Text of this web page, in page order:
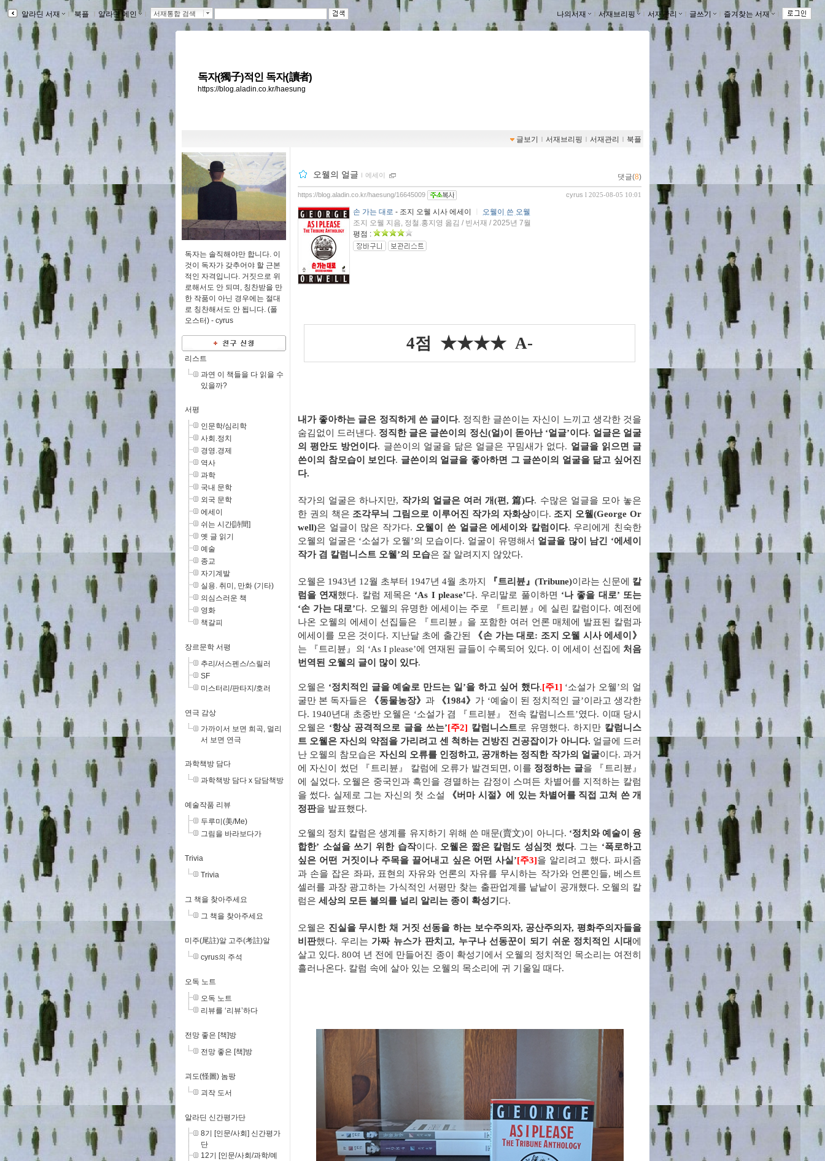
알라딘 서재 ｌ북플 알라딘 메인 서재통합 검색 나의서재 서재브리핑 서재관리 글쓰기 즐겨찾는 서재
독자(獨子)적인 독자(讀者)
https://blog.aladin.co.kr/haesung
글보기 ｌ 서재브리핑 ｌ 서재관리 ｌ 북플
독자는 솔직해야만 합니다. 이
것이 독자가 갖추어야 할 근본
적인 자격입니다. 거짓으로 위
로해서도 안 되며, 칭찬받을 만
한 작품이 아닌 경우에는 절대
로 칭찬해서도 안 됩니다. (폴
오스터) - cyrus
리스트
과연 이 책들을 다 읽을 수
있을까?
서평
인문학/심리학
사회.정치
경영.경제
역사
과학
국내 문학
외국 문학
에세이
쉬는 시간[詩間]
옛 글 읽기
예술
종교
자기계발
실용. 취미, 만화 (기타)
의심스러운 책
영화
책갈피
장르문학 서평
추리/서스펜스/스릴러
SF
미스터리/판타지/호러
연극 감상
가까이서 보면 희곡, 멀리
서 보면 연극
과학책방 담다
과학책방 담다 x 담담책방
예술작품 리뷰
두루미(美/Me)
그림을 바라보다가
Trivia
Trivia
그 책을 찾아주세요
그 책을 찾아주세요
미주(尾註)알 고주(考註)알
cyrus의 주석
오독 노트
오독 노트
리뷰를 ‘리뷰’하다
전망 좋은 [책]방
전망 좋은 [책]방
괴도(怪圖) 놈팡
괴작 도서
알라딘 신간평가단
8기 [인문/사회] 신간평가
단
12기 [인문/사회/과학/예
오웰의 얼글 ｌ 에세이 댓글(8)
cyrus l 2025-08-05 10:01
https://blog.aladin.co.kr/haesung/16645009
손 가는 대로 - 조지 오웰 시사 에세이
오웰이 쓴 오웰
조지 오웰 지음, 정철.홍지영 옮김 / 빈서재 / 2025년 7월
평점 :
4점 ★★★★ A-
내가 좋아하는 글은 정직하게 쓴 글이다. 정직한 글쓴이는 자신이 느끼고 생각한 것을
숨김없이 드러낸다. 정직한 글은 글쓴이의 정신(얼)이 돋아난 ‘얼글’이다. 얼글은 얼굴
의 평안도 방언이다. 글쓴이의 얼굴을 닮은 얼글은 꾸밈새가 없다. 얼글을 읽으면 글
쓴이의 참모습이 보인다. 글쓴이의 얼글을 좋아하면 그 글쓴이의 얼굴을 닮고 싶어진
다.
작가의 얼굴은 하나지만, 작가의 얼글은 여러 개(편,篇)다. 수많은 얼글을 모아 놓은
한 권의 책은 조각무늬 그림으로 이루어진 작가의 자화상이다. 조지 오웰(George Or
well)은 얼글이 많은 작가다. 오웰이 쓴 얼글은 에세이와 칼럼이다. 우리에게 친숙한
오웰의 얼굴은 ‘소설가 오웰’의 모습이다. 얼굴이 유명해서 얼글을 많이 남긴 ‘에세이
작가 겸 칼럼니스트 오웰 ’의 모습은 잘 알려지지 않았다.
오웰은 1943년 12월 초부터 1947년 4월 초까지 『트리뷴』 (Tribune)이라는 신문에 칼
럼을 연재 했다. 칼럼 제목은 ‘As I please’다. 우리말로 풀이하면 ‘나 좋을 대로’ 또는
‘손 가는 대로’다. 오웰의 유명한 에세이는 주로 『트리뷴 』 에 실린 칼럼이다. 예전에
나온 오웰의 에세이 선집들은
『트리뷴 』 을 포함한 여러 언론 매체에 발표된 칼럼과
에세이를 모은 것이다. 지난달 초에 출간된 《손 가는 대로: 조지 오웰 시사 에세이 》
는
『트리뷴』 의 ‘As I please’에 연재된 글들이 수록되어 있다. 이 에세이 선집에
처음
번역된 오웰의 글이 많이 있다.
오웰은 ‘정치적인 글을 예술로 만드는 일’을 하고 싶어 했다.[주1] ‘소설가 오웰’의 얼
굴만 본 독자들은
《동물농장》 과 《1984》 가 ‘예술이 된 정치적인 글’이라고 생각한
다. 1940년대 초중반 오웰은 ‘소설가 겸 『트리뷴』 전속 칼럼니스트’였다. 이때 당시
오웰은 ‘항상 공격적으로 글을 쓰는’[주2] 칼럼니스트로 유명했다. 하지만 칼럼니스
트 오웰 은자신의 약점을 가리려고 센 척하는 건방진 건공잡이가 아니 다. 얼글에 드러
난 오웰의 참모습은 자신의 오류를 인정하고, 공개하는 정직한 작가의 얼굴이다.과거
에 자신이 썼던
『트리뷴』 칼럼에 오류가 발견되면, 이를 정정하는 글을 『트리뷴』
에 실었다. 오웰은 중국인과 흑인을 경멸하는 감정이 스며든 차별어를 지적하는 칼럼
을 썼다. 실제로 그는 자신의 첫 소설 《버마 시절》에 있는 차별어를 직접 고쳐 쓴 개
정판을 발표했다.
오웰의 정치 칼럼은 생계를 유지하기 위해 쓴 매문(賣文)이 아니다. ‘정치와 예술이 융
합한’ 소설을 쓰기 위한 습작이다. 오웰은 짧은 칼럼도 성심껏 썼다. 그는 ‘폭로하고
싶은 어떤 거짓이나 주목을 끌어내고 싶은 어떤 사실’[주3]을 알리려고 했다. 파시즘
과 손을 잡은 좌파, 표현의 자유와 언론의 자유를 무시하는 작가와 언론인들, 베스트
셀러를 과장 광고하는 가식적인 서평만 찾는 출판업계를 낱낱이 공개했다. 오웰의 칼
럼은 세상의 모든 불의를 널리 알리는 종이 확성기 다.
오웰은 진실을 무시한 채 거짓 선동을 하는 보수주의자, 공산주의자,평화주의자들을
비판했다. 우리는 가짜 뉴스가 판치고, 누구나 선동꾼이 되기 쉬운 정치적인 시대 에
살고 있다.80여 년 전에 만들어진 종이 확성기에서 오웰의 정치적인 목소리는 여전히
흘러나온다. 칼럼 속에 살아 있는 오웰의 목소리에 귀 기울일 때다.